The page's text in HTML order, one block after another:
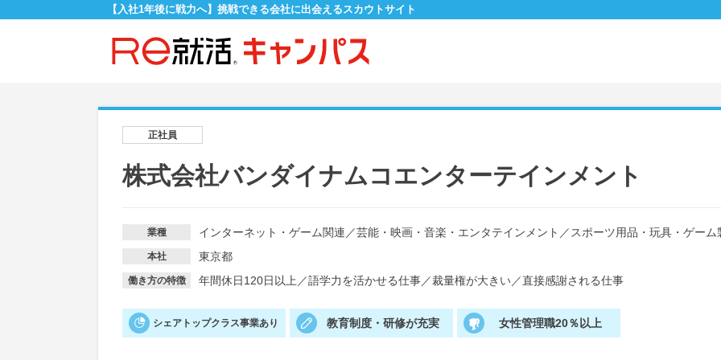
【入社1年後に戦力へ】挑戦できる会社に出会えるスカウトサイト
正社員
株式会社バンダイナムコエンターテインメント
業種 インターネット・ゲーム関連 ／芸能・映画・音楽・エンタテインメント ／ スポーツ用品・玩具・ゲーム
本社 東京都
働き方の特徴 年間休日120日以上 ／語学力を活かせる仕事／裁量権が大きい／直接感謝される仕事
シェアトップクラス事業あり 教育制度・研修が充実 女性管理職20％以上